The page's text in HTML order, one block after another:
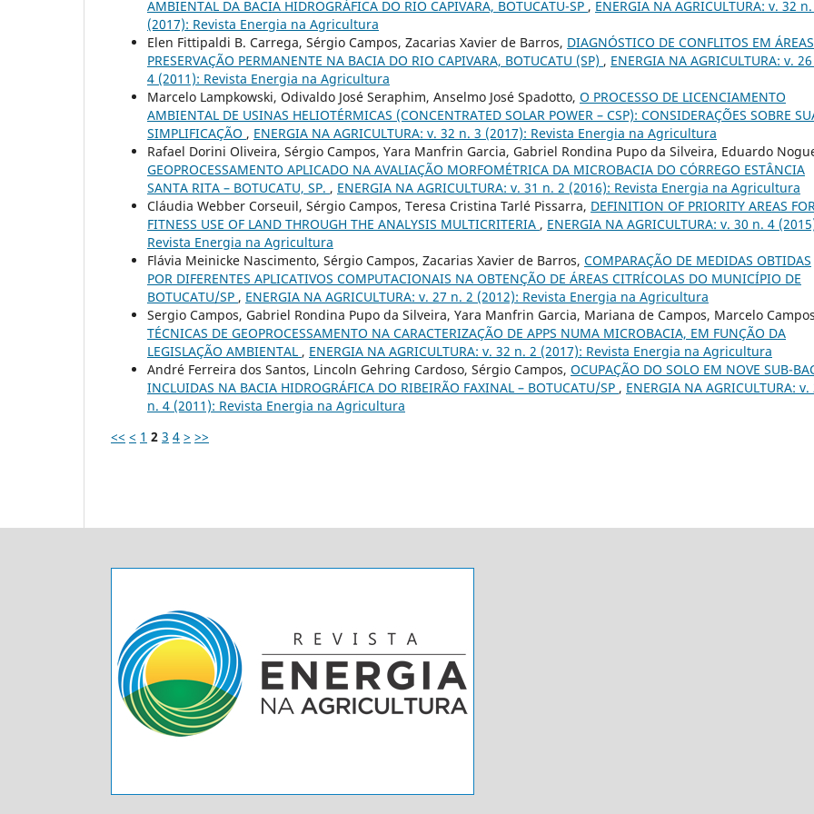
AMBIENTAL DA BACIA HIDROGRÁFICA DO RIO CAPIVARA, BOTUCATU-SP , ENERGIA NA AGRICULTURA: v. 32 n.
(2017): Revista Energia na Agricultura
Elen Fittipaldi B. Carrega, Sérgio Campos, Zacarias Xavier de Barros, DIAGNÓSTICO DE CONFLITOS EM
PRESERVAÇÃO PERMANENTE NA BACIA DO RIO CAPIVARA, BOTUCATU (SP) , ENERGIA NA AGRICULTURA: v.
4 (2011): Revista Energia na Agricultura
Marcelo Lampkowski, Odivaldo José Seraphim, Anselmo José Spadotto, O PROCESSO DE LICENCIAMENTO
AMBIENTAL DE USINAS HELIOTÉRMICAS (CONCENTRATED SOLAR POWER – CSP): CONSIDERAÇÕES SOBRE
SIMPLIFICAÇÃO , ENERGIA NA AGRICULTURA: v. 32 n. 3 (2017): Revista Energia na Agricultura
Rafael Dorini Oliveira, Sérgio Campos, Yara Manfrin Garcia, Gabriel Rondina Pupo da Silveira, Eduardo
GEOPROCESSAMENTO APLICADO NA AVALIAÇÃO MORFOMÉTRICA DA MICROBACIA DO CÓRREGO ESTÂNCIA
SANTA RITA – BOTUCATU, SP. , ENERGIA NA AGRICULTURA: v. 31 n. 2 (2016): Revista Energia na Agricultura
Cláudia Webber Corseuil, Sérgio Campos, Teresa Cristina Tarlé Pissarra, DEFINITION OF PRIORITY AREAS FOR
FITNESS USE OF LAND THROUGH THE ANALYSIS MULTICRITERIA , ENERGIA NA AGRICULTURA: v. 30 n. 4
Revista Energia na Agricultura
Flávia Meinicke Nascimento, Sérgio Campos, Zacarias Xavier de Barros, COMPARAÇÃO DE MEDIDAS OBTIDAS
POR DIFERENTES APLICATIVOS COMPUTACIONAIS NA OBTENÇÃO DE ÁREAS CITRÍCOLAS DO MUNICÍPIO DE
BOTUCATU/SP , ENERGIA NA AGRICULTURA: v. 27 n. 2 (2012): Revista Energia na Agricultura
Sergio Campos, Gabriel Rondina Pupo da Silveira, Yara Manfrin Garcia, Mariana de Campos, Marcelo
TÉCNICAS DE GEOPROCESSAMENTO NA CARACTERIZAÇÃO DE APPS NUMA MICROBACIA, EM FUNÇÃO DA
LEGISLAÇÃO AMBIENTAL , ENERGIA NA AGRICULTURA: v. 32 n. 2 (2017): Revista Energia na Agricultura
André Ferreira dos Santos, Lincoln Gehring Cardoso, Sérgio Campos, OCUPAÇÃO DO SOLO EM NOVE SUB-
INCLUIDAS NA BACIA HIDROGRÁFICA DO RIBEIRÃO FAXINAL – BOTUCATU/SP , ENERGIA NA AGRICULTURA: v.
n. 4 (2011): Revista Energia na Agricultura
<< < 1 2 3 4 > >>